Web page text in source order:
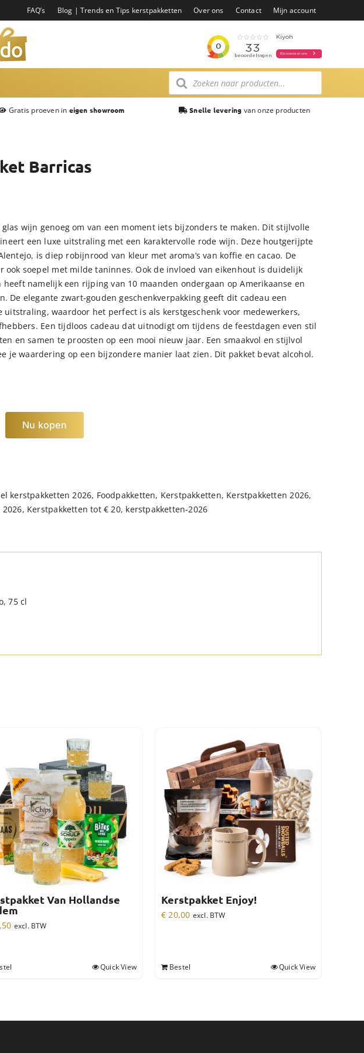
FAQ’s Blog | Trends en Tips kerstpakketten Over ons Contact Mijn account
Producten
zoeken
Gratis proeven in eigen showroom Snelle levering van onze producten
Barricas
glas wijn genoeg om van een moment iets bijzonders te maken. Dit stijlvolle
een luxe uitstraling met een karaktervolle rode wijn. Deze houtgerijpte
is diep robijnrood van kleur met aroma’s van koffie en cacao. De
ook soepel met milde taninnes. Ook de invloed van eikenhout is duidelijk
heeft namelijk een rijping van 10 maanden ondergaan op Amerikaanse en
De elegante zwart-gouden geschenkverpakking geeft dit cadeau een
uitstraling, waardoor het perfect is als kerstgeschenk voor medewerkers,
Een tijdloos cadeau dat uitnodigt om tijdens de feestdagen even stil
en samen te proosten op een mooi nieuw jaar. Een smaakvol en stijlvol
je waardering op een bijzondere manier laat zien. Dit pakket bevat alcohol.
Nu kopen
kerstpakketten 2026, Foodpakketten, Kerstpakketten, Kerstpakketten 2026,
, Kerstpakketten tot € 20, kerstpakketten-2026
75 cl
Van Hollandse
excl. BTW
Quick View
Kerstpakket Enjoy!
€ 20,00 excl. BTW
Bestel Quick View